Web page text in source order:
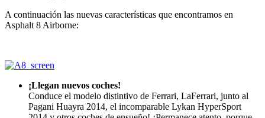
A continuación las nuevas características que encontramos en
Asphalt 8 Airborne:
¡Llegan nuevos coches!
Conduce el modelo distintivo de Ferrari, LaFerrari, junto al
Pagani Huayra 2014, el incomparable Lykan HyperSport